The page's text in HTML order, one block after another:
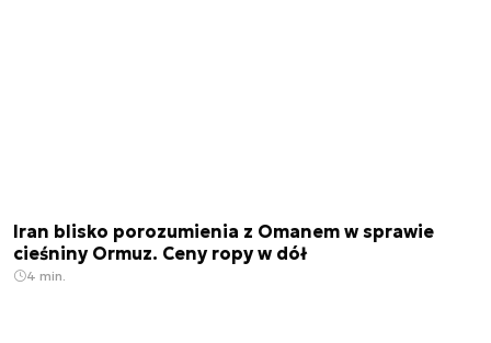
Iran blisko porozumienia z Omanem w sprawie
cieśniny Ormuz. Ceny ropy w dół
4 min.